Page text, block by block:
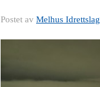
Postet av Melhus Idrettslag